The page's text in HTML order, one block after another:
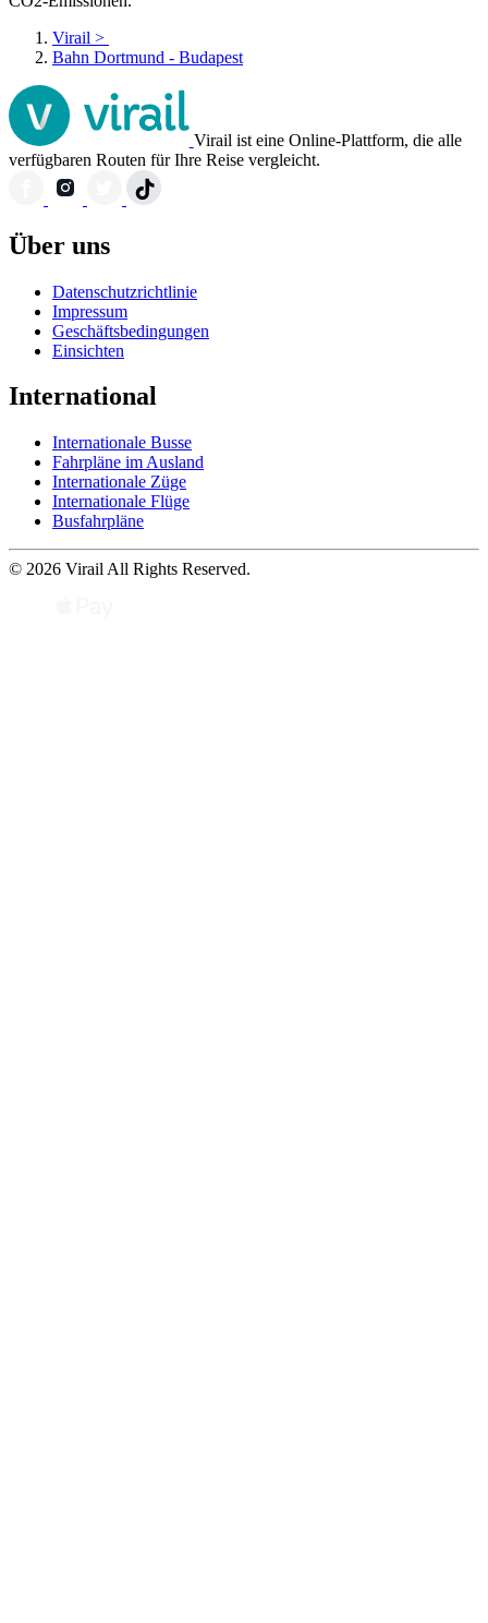
Virail >
Bahn Dortmund - Budapest
Virail ist eine Online-Plattform, die alle
verfügbaren Routen für Ihre Reise vergleicht.
Über uns
Datenschutzrichtlinie
Impressum
Geschäftsbedingungen
Einsichten
International
Internationale Busse
Fahrpläne im Ausland
Internationale Züge
Internationale Flüge
Busfahrpläne
© 2026 Virail All Rights Reserved.